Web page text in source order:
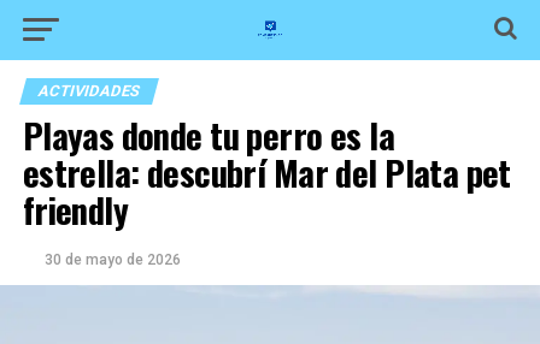
ACTIVIDADES
Playas donde tu perro es la
estrella: descubrí Mar del Plata pet
friendly
30 de mayo de 2026